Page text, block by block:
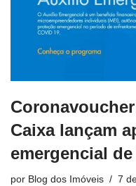
Caixa lançam
emergencial de
por Blog dos Imóveis 7